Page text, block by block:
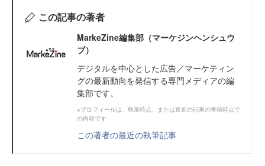
この記事の著者
MarkeZine編集部（マーケジンヘンシュウ
ブ）
デジタルを中心とした広告／マーケティン
グの最新動向を発信する専門メディアの編
集部です。
※プロフィールは、執筆時点、または直近の記事の寄稿時点で
の内容です
この著者の最近の執筆記事